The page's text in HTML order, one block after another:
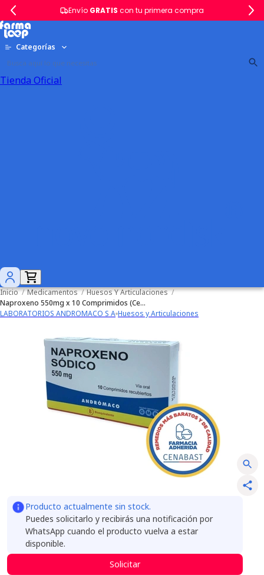
Envío GRATIS con tu primera compra
Categorías
Tienda Oficial
Inicio / Medicamentos / Huesos Y Articulaciones /
Naproxeno 550mg x 10 Comprimidos (Cenabast)
LABORATORIOS ANDROMACO S A Huesos y Articulaciones
Producto actualmente sin stock.
Puedes solicitarlo y recibirás una notificación por
WhatsApp cuando el producto vuelva a estar
disponible.
Solicitar